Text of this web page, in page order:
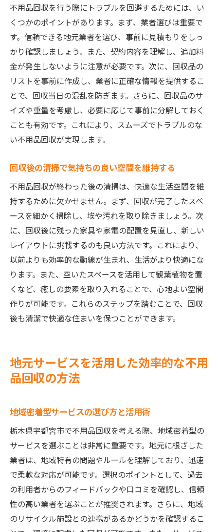
不用品回収を行う際にトラブルを回避するためには、い
くつかのポイントがあります。まず、業者選びは重要で
す。信頼できる地元業者を選び、事前に見積もりをしっ
かり確認しましょう。また、契約内容を理解し、追加料
金が発生しないように注意が必要です。次に、回収品の
リストを事前に作成し、業者に正確な情報を提供するこ
とで、回収当日の混乱を防ぎます。さらに、回収品のサ
イズや重量を考慮し、必要に応じて事前に分解しておく
ことも有効です。これにより、スムーズでトラブルのな
い不用品回収が実現します。
回収後の清掃で気持ちの良い空間を維持する
不用品回収が終わった後の清掃は、快適な生活空間を維
持するために欠かせません。まず、回収が完了したスペ
ースを細かく掃除し、埃や汚れを取り除きましょう。次
に、回収後に残った家具や家電の配置を見直し、新しい
レイアウトに挑戦するのも良い方法です。これにより、
以前よりも効率的な動線が生まれ、生活がより快適にな
ります。また、空いたスペースを活用して観葉植物を置
くなど、癒しの要素を取り入れることで、心地よい空間
作りが可能です。これらのステップを踏むことで、回収
後も清潔で快適な住まいを保つことができます。
地元サービスを活用した効率的な不用
品回収の方法
地域密着型サービスの選び方と活用術
栃木県宇都宮市で不用品回収を考える際、地域密着型の
サービスを選ぶことは非常に重要です。地元に根ざした
業者は、地域特有の問題やルールを理解しており、迅速
で柔軟な対応が可能です。選択のポイントとして、過去
の利用者からのフィードバックや口コミを確認し、信頼
性の高い業者を選ぶことが推奨されます。さらに、地域
のリサイクル施設との連携があるかどうかを確認するこ